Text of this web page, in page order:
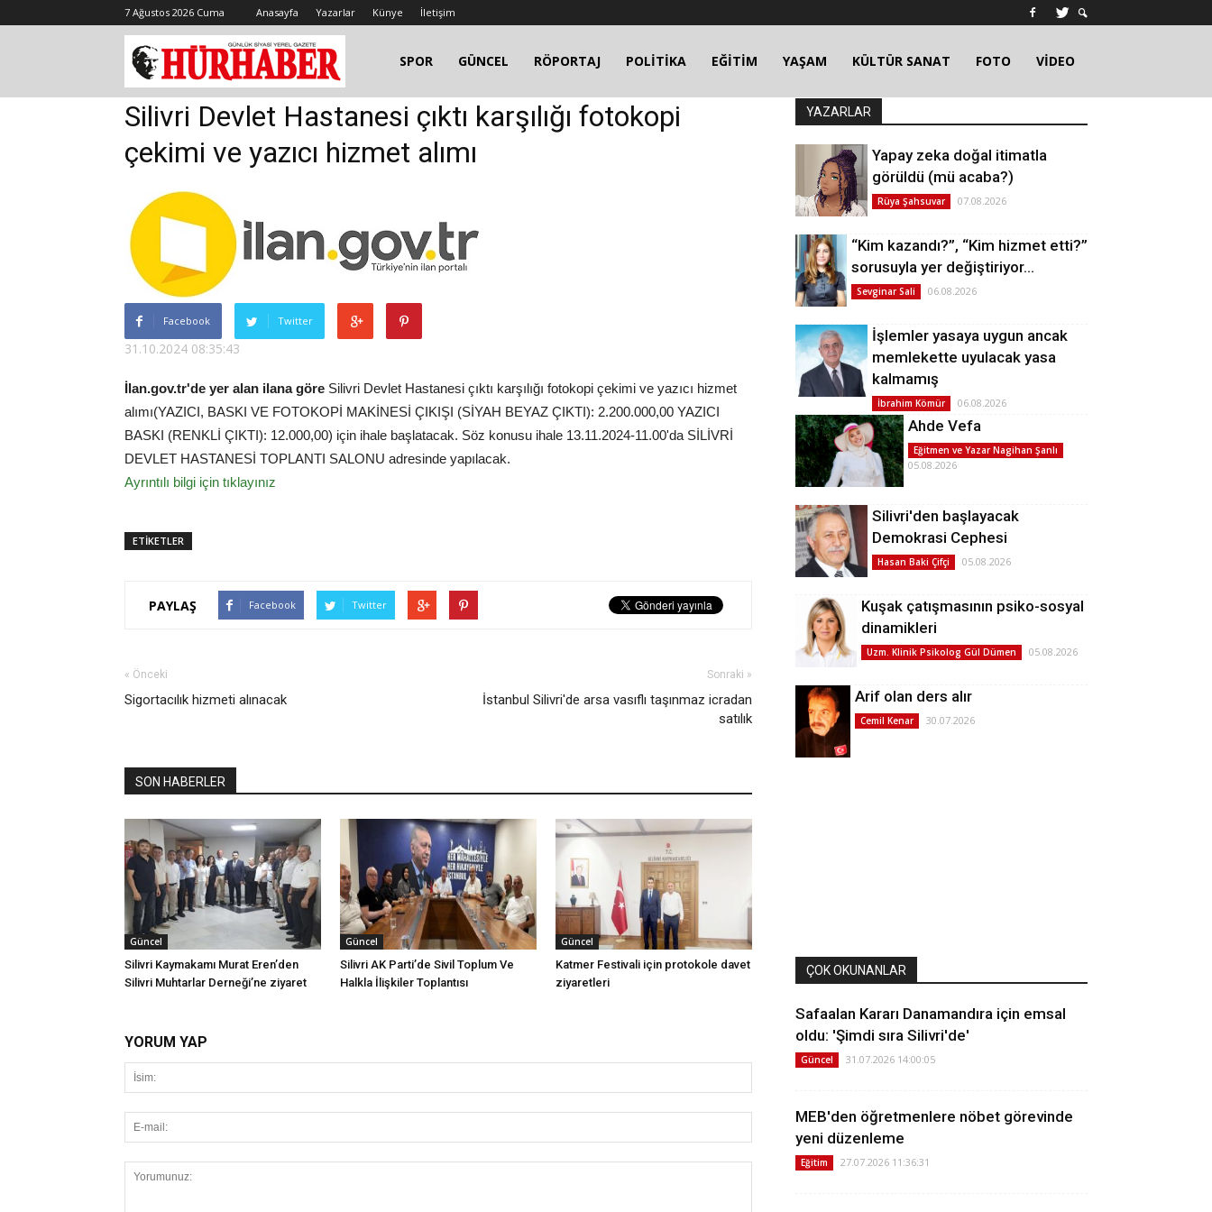
7 Ağustos 2026 Cuma Anasayfa Yazarlar Künye İletişim
SPOR GÜNCEL RÖPORTAJ POLİTİKA EĞİTİM YAŞAM KÜLTÜR SANAT FOTO VİDEO
Silivri Devlet Hastanesi çıktı karşılığı fotokopi
çekimi ve yazıcı hizmet alımı
Facebook Twitter
31.10.2024 08:35:43
İlan.gov.tr'de yer alan ilana göre Silivri Devlet Hastanesi çıktı karşılığı fotokopi çekimi ve yazıcı hizmet
alımı(YAZICI, BASKI VE FOTOKOPİ MAKİNESİ ÇIKIŞI (SİYAH BEYAZ ÇIKTI): 2.200.000,00 YAZICI
BASKI (RENKLİ ÇIKTI): 12.000,00) için ihale başlatacak. Söz konusu ihale 13.11.2024-11.00'da SİLİVRİ
DEVLET HASTANESİ TOPLANTI SALONU adresinde yapılacak.
Ayrıntılı bilgi için tıklayınız
ETİKETLER
PAYLAŞ Facebook Twitter
« Önceki
Sigortacılık hizmeti alınacak
Sonraki »
İstanbul Silivri'de arsa vasıflı taşınmaz icradan
satılık
SON HABERLER
Güncel
Silivri Kaymakamı Murat Eren’den
Silivri Muhtarlar Derneği’ne ziyaret
Güncel
Silivri AK Parti’de Sivil Toplum Ve
Halkla İlişkiler Toplantısı
Güncel
Katmer Festivali için protokole davet
ziyaretleri
YORUM YAP
YAZARLAR
Yapay zeka doğal itimatla
görüldü (mü acaba?)
Rüya Şahsuvar 07.08.2026
“Kim kazandı?”, “Kim hizmet etti?”
sorusuyla yer değiştiriyor…
Sevginar Sali 06.08.2026
İşlemler yasaya uygun ancak
memlekette uyulacak yasa
kalmamış
İbrahim Kömür 06.08.2026
Ahde Vefa
Eğitmen ve Yazar Nagihan Şanlı
05.08.2026
Silivri'den başlayacak
Demokrasi Cephesi
Hasan Baki Çifçi 05.08.2026
Kuşak çatışmasının psiko-sosyal
dinamikleri
Uzm. Klinik Psikolog Gül Dümen 05.08.2026
Arif olan ders alır
Cemil Kenar 30.07.2026
ÇOK OKUNANLAR
Safaalan Kararı Danamandıra için emsal
oldu: 'Şimdi sıra Silivri'de'
Güncel 31.07.2026 14:00:05
MEB'den öğretmenlere nöbet görevinde
yeni düzenleme
Eğitim 27.07.2026 11:36:31